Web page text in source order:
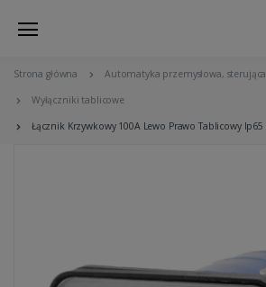
Strona główna Automatyka przemysłowa, sterująca
Wyłączniki tablicowe
Łącznik Krzywkowy 100A Lewo Prawo Tablicowy Ip65